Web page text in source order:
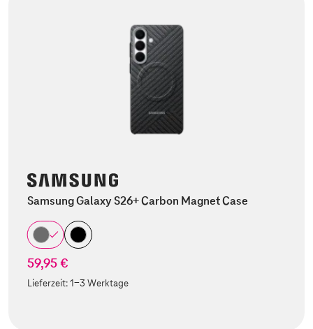
Samsung Galaxy S26+ Carbon Magnet Case
59,95 €
Lieferzeit:1-3 Werktage